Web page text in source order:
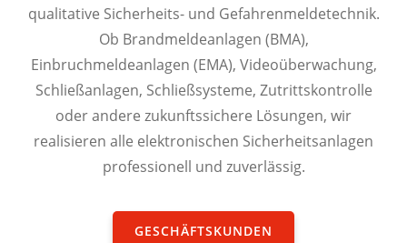
qualitative Sicherheits- und Gefahrenmeldetechnik.
Ob Brandmeldeanlagen (BMA),
Einbruchmeldeanlagen (EMA), Videoüberwachung,
Schließanlagen, Schließsysteme, Zutrittskontrolle
oder andere zukunftssichere Lösungen, wir
realisieren alle elektronischen Sicherheitsanlagen
professionell und zuverlässig.
GESCHÄFTSKUNDEN